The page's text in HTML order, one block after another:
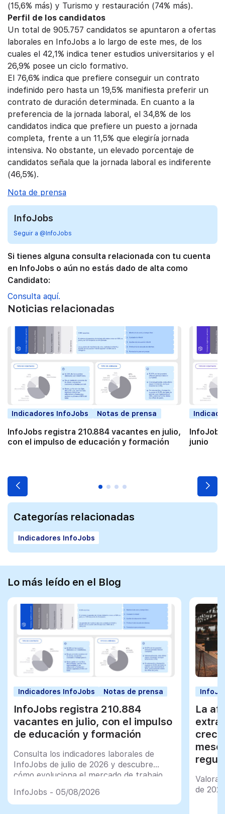
(15,6% más) y Turismo y restauración (74% más).
Perfil de los candidatos
Un total de 905.757 candidatos se apuntaron a ofertas
laborales en InfoJobs a lo largo de este mes, de los
cuales el 42,1% indica tener estudios universitarios y el
26,9% posee un ciclo formativo.
El 76,6% indica que prefiere conseguir un contrato
indefinido pero hasta un 19,5% manifiesta preferir un
contrato de duración determinada. En cuanto a la
preferencia de la jornada laboral, el 34,8% de los
candidatos indica que prefiere un puesto a jornada
completa, frente a un 11,5% que elegiría jornada
intensiva. No obstante, un elevado porcentaje de
candidatos señala que la jornada laboral es indiferente
(46,5%).
Nota de prensa
InfoJobs
Seguir a @InfoJobs
Si tienes alguna consulta relacionada con tu cuenta
en InfoJobs o aún no estás dado de alta como
Candidato:
Consulta aquí.
Noticias relacionadas
Indicadores InfoJobs Notas de prensa
InfoJobs registra 210.884 vacantes en julio,
con el impulso de educación y formación
junio
Categorías relacionadas
Indicadores InfoJobs
Lo más leído en el Blog
Indicadores InfoJobs Notas de prensa
InfoJobs registra 210.884
vacantes en julio, con el impulso
de educación y formación
Consulta los indicadores laborales de
InfoJobs de julio de 2026 y descubre
cómo evoluciona el mercado de trabajo
InfoJobs - 05/08/2026
La
de